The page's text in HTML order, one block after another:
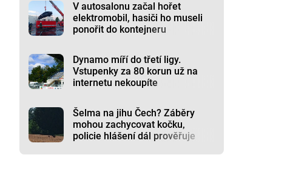
V autosalonu začal hořet
elektromobil, hasiči ho museli
ponořit do kontejneru
Dynamo míří do třetí ligy.
Vstupenky za 80 korun už na
internetu nekoupíte
Šelma na jihu Čech? Záběry
mohou zachycovat kočku,
policie hlášení dál prověřuje